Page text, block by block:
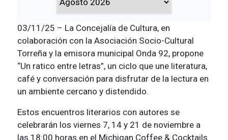
03/11/25 – La Concejalía de Cultura, en
colaboración con la Asociación Socio-Cultural
Torreña y la emisora municipal Onda 92, propone
“Un ratico entre letras”, un ciclo que une literatura,
café y conversación para disfrutar de la lectura en
un ambiente cercano y distendido.
Estos encuentros literarios con autores se
celebrarán los viernes 7, 14 y 21 de noviembre a
las 18:00 horas en el Michigan Coffee & Cocktails